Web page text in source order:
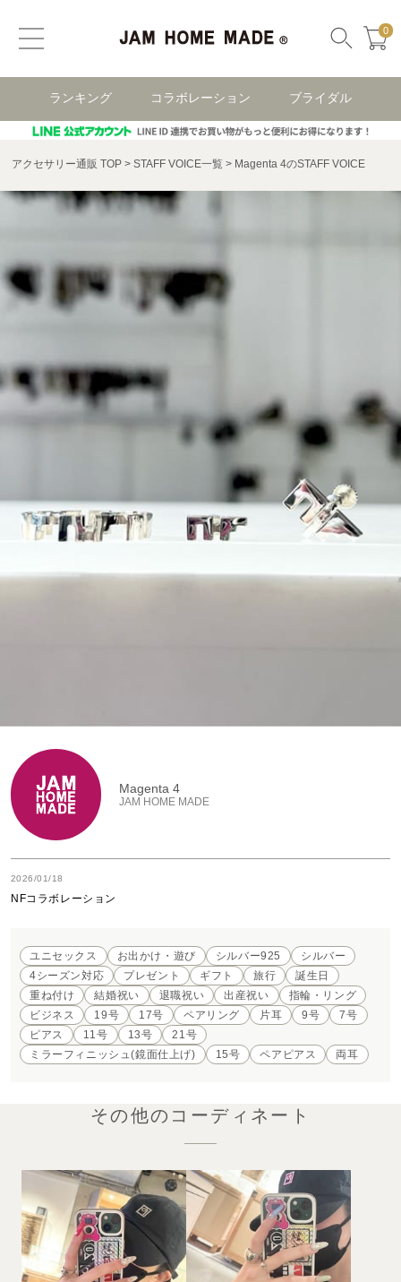
0
ランキング コラボレーション ブライダル
アクセサリー通販 TOP STAFF VOICE一覧 Magenta 4のSTAFF VOICE
Magenta 4
JAM HOME MADE
2026/01/18
NFコラボレーション
ユニセックス お出かけ・遊び シルバー925
シルバー
4シーズン対応
プレゼント ギフト 旅行
誕生日
重ね付け
結婚祝い 退職祝い 出産祝い
指輪・リング
ビジネス
19号 17号 ペアリング 片耳 9号
7号
ピアス
11号 13号
21号
ミラーフィニッシュ(鏡面仕上げ)
15号 ペアピアス 両耳
その他のコーディネート